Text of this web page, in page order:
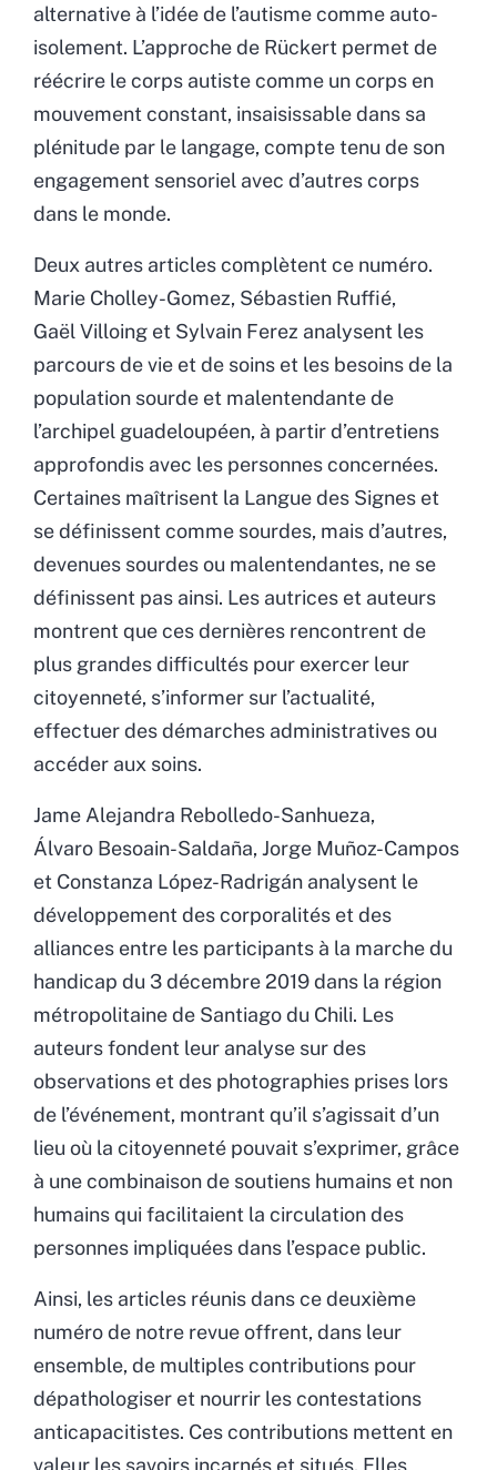
alternative à l’idée de l’autisme comme auto-
isolement. L’approche de Rückert permet de
réécrire le corps autiste comme un corps en
mouvement constant, insaisissable dans sa
plénitude par le langage, compte tenu de son
engagement sensoriel avec d’autres corps
dans le monde.
Deux autres articles complètent ce numéro.
Marie Cholley-Gomez, Sébastien Ruffié,
Gaël Villoing et Sylvain Ferez analysent les
parcours de vie et de soins et les besoins de la
population sourde et malentendante de
l’archipel guadeloupéen, à partir d’entretiens
approfondis avec les personnes concernées.
Certaines maîtrisent la Langue des Signes et
se définissent comme sourdes, mais d’autres,
devenues sourdes ou malentendantes, ne se
définissent pas ainsi. Les autrices et auteurs
montrent que ces dernières rencontrent de
plus grandes difficultés pour exercer leur
citoyenneté, s’informer sur l’actualité,
effectuer des démarches administratives ou
accéder aux soins.
Jame Alejandra Rebolledo-Sanhueza,
Álvaro Besoain-Saldaña, Jorge Muñoz-Campos
et Constanza López-Radrigán analysent le
développement des corporalités et des
alliances entre les participants à la marche du
handicap du 3 décembre 2019 dans la région
métropolitaine de Santiago du Chili. Les
auteurs fondent leur analyse sur des
observations et des photographies prises lors
de l’événement, montrant qu’il s’agissait d’un
lieu où la citoyenneté pouvait s’exprimer, grâce
à une combinaison de soutiens humains et non
humains qui facilitaient la circulation des
personnes impliquées dans l’espace public.
Ainsi, les articles réunis dans ce deuxième
numéro de notre revue offrent, dans leur
ensemble, de multiples contributions pour
dépathologiser et nourrir les contestations
anticapacitistes. Ces contributions mettent en
valeur les savoirs incarnés et situés. Elles